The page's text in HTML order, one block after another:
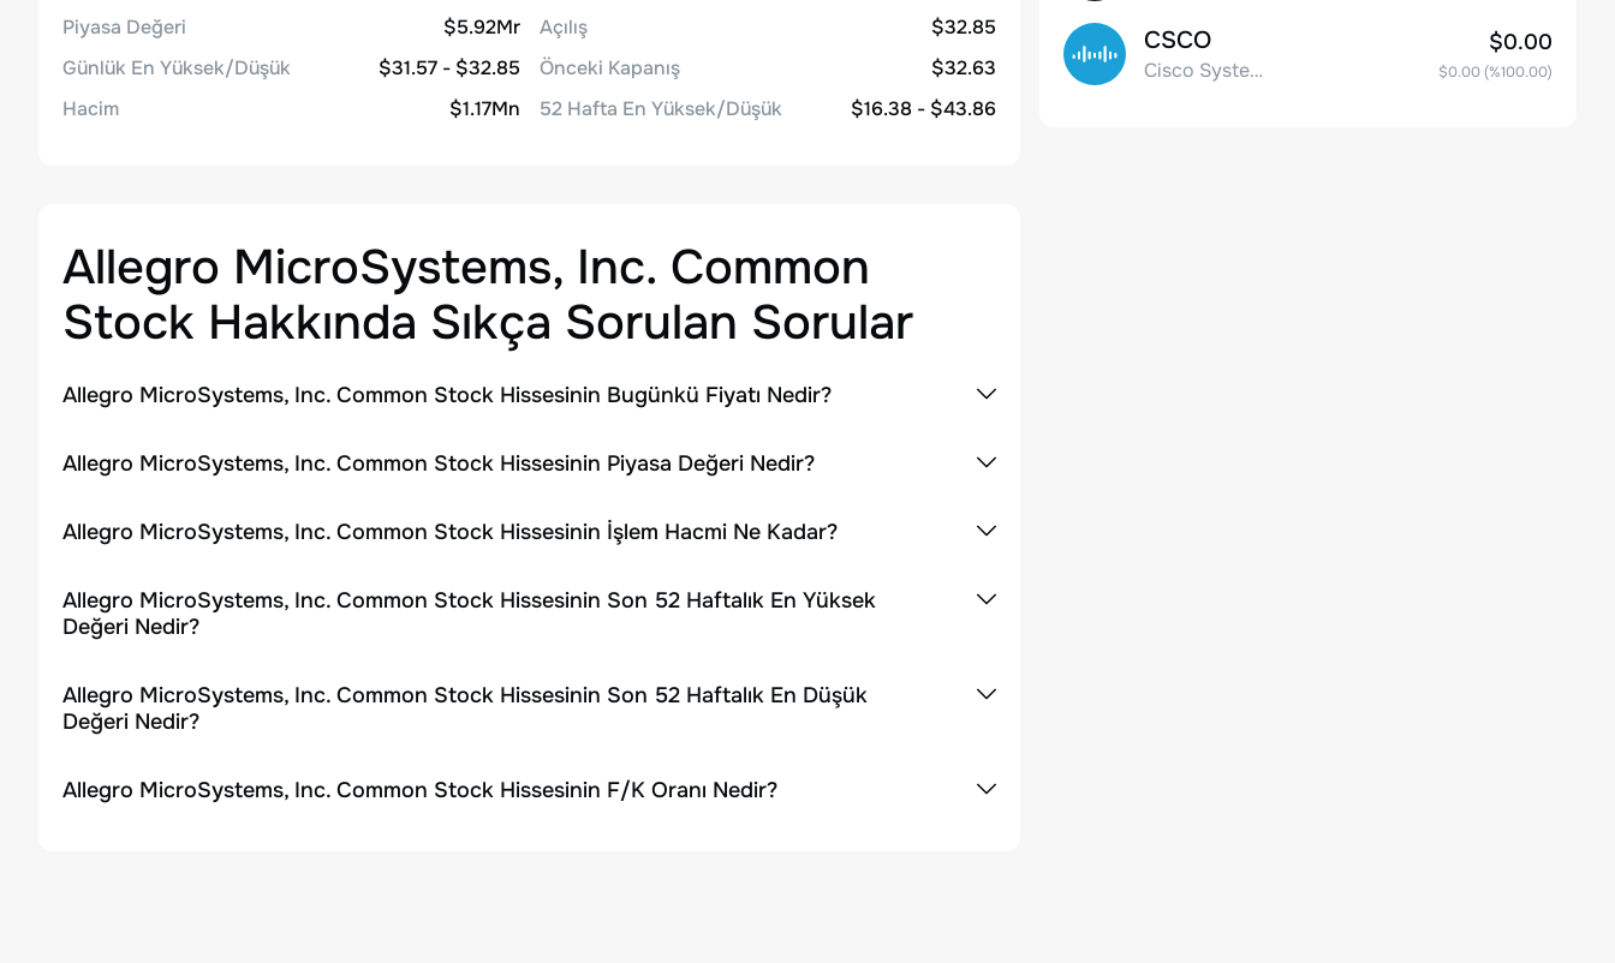
Piyasa Değeri
$5.92Mr
Günlük En Yüksek/Düşük
$31.57 - $32.85
Hacim
$1.17Mn
Açılış
$32.85
Önceki Kapanış
$32.63
52 Hafta En Yüksek/Düşük
$16.38 - $43.86
Allegro MicroSystems, Inc. Common
Stock Hakkında Sıkça Sorulan Sorular
Allegro MicroSystems, Inc. Common Stock Hissesinin Bugünkü Fiyatı Nedir?
Allegro MicroSystems, Inc. Common Stock Hissesinin Piyasa Değeri Nedir?
Allegro MicroSystems, Inc. Common Stock Hissesinin İşlem Hacmi Ne Kadar?
Allegro MicroSystems, Inc. Common Stock Hissesinin Son 52 Haftalık En Yüksek
Değeri Nedir?
Allegro MicroSystems, Inc. Common Stock Hissesinin Son 52 Haftalık En Düşük
Değeri Nedir?
Allegro MicroSystems, Inc. Common Stock Hissesinin F/K Oranı Nedir?
CSCO
Cisco Systems, Inc. Common Stock (DE)
$0.00
$0.00(%100.00)